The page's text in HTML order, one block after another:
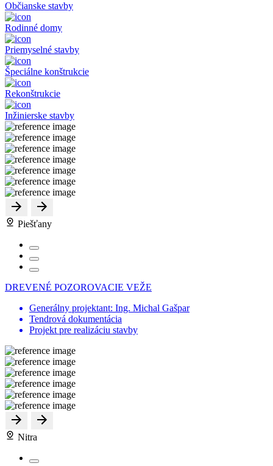
Občianske stavby
Rodinné domy
Priemyselné stavby
Špeciálne konštrukcie
Rekonštrukcie
Inžinierske stavby
Piešťany
DREVENÉ POZOROVACIE VEŽE
Generálny projektant: Ing. Michal Gašpar
Tendrová dokumentácia
Projekt pre realizáciu stavby
Nitra